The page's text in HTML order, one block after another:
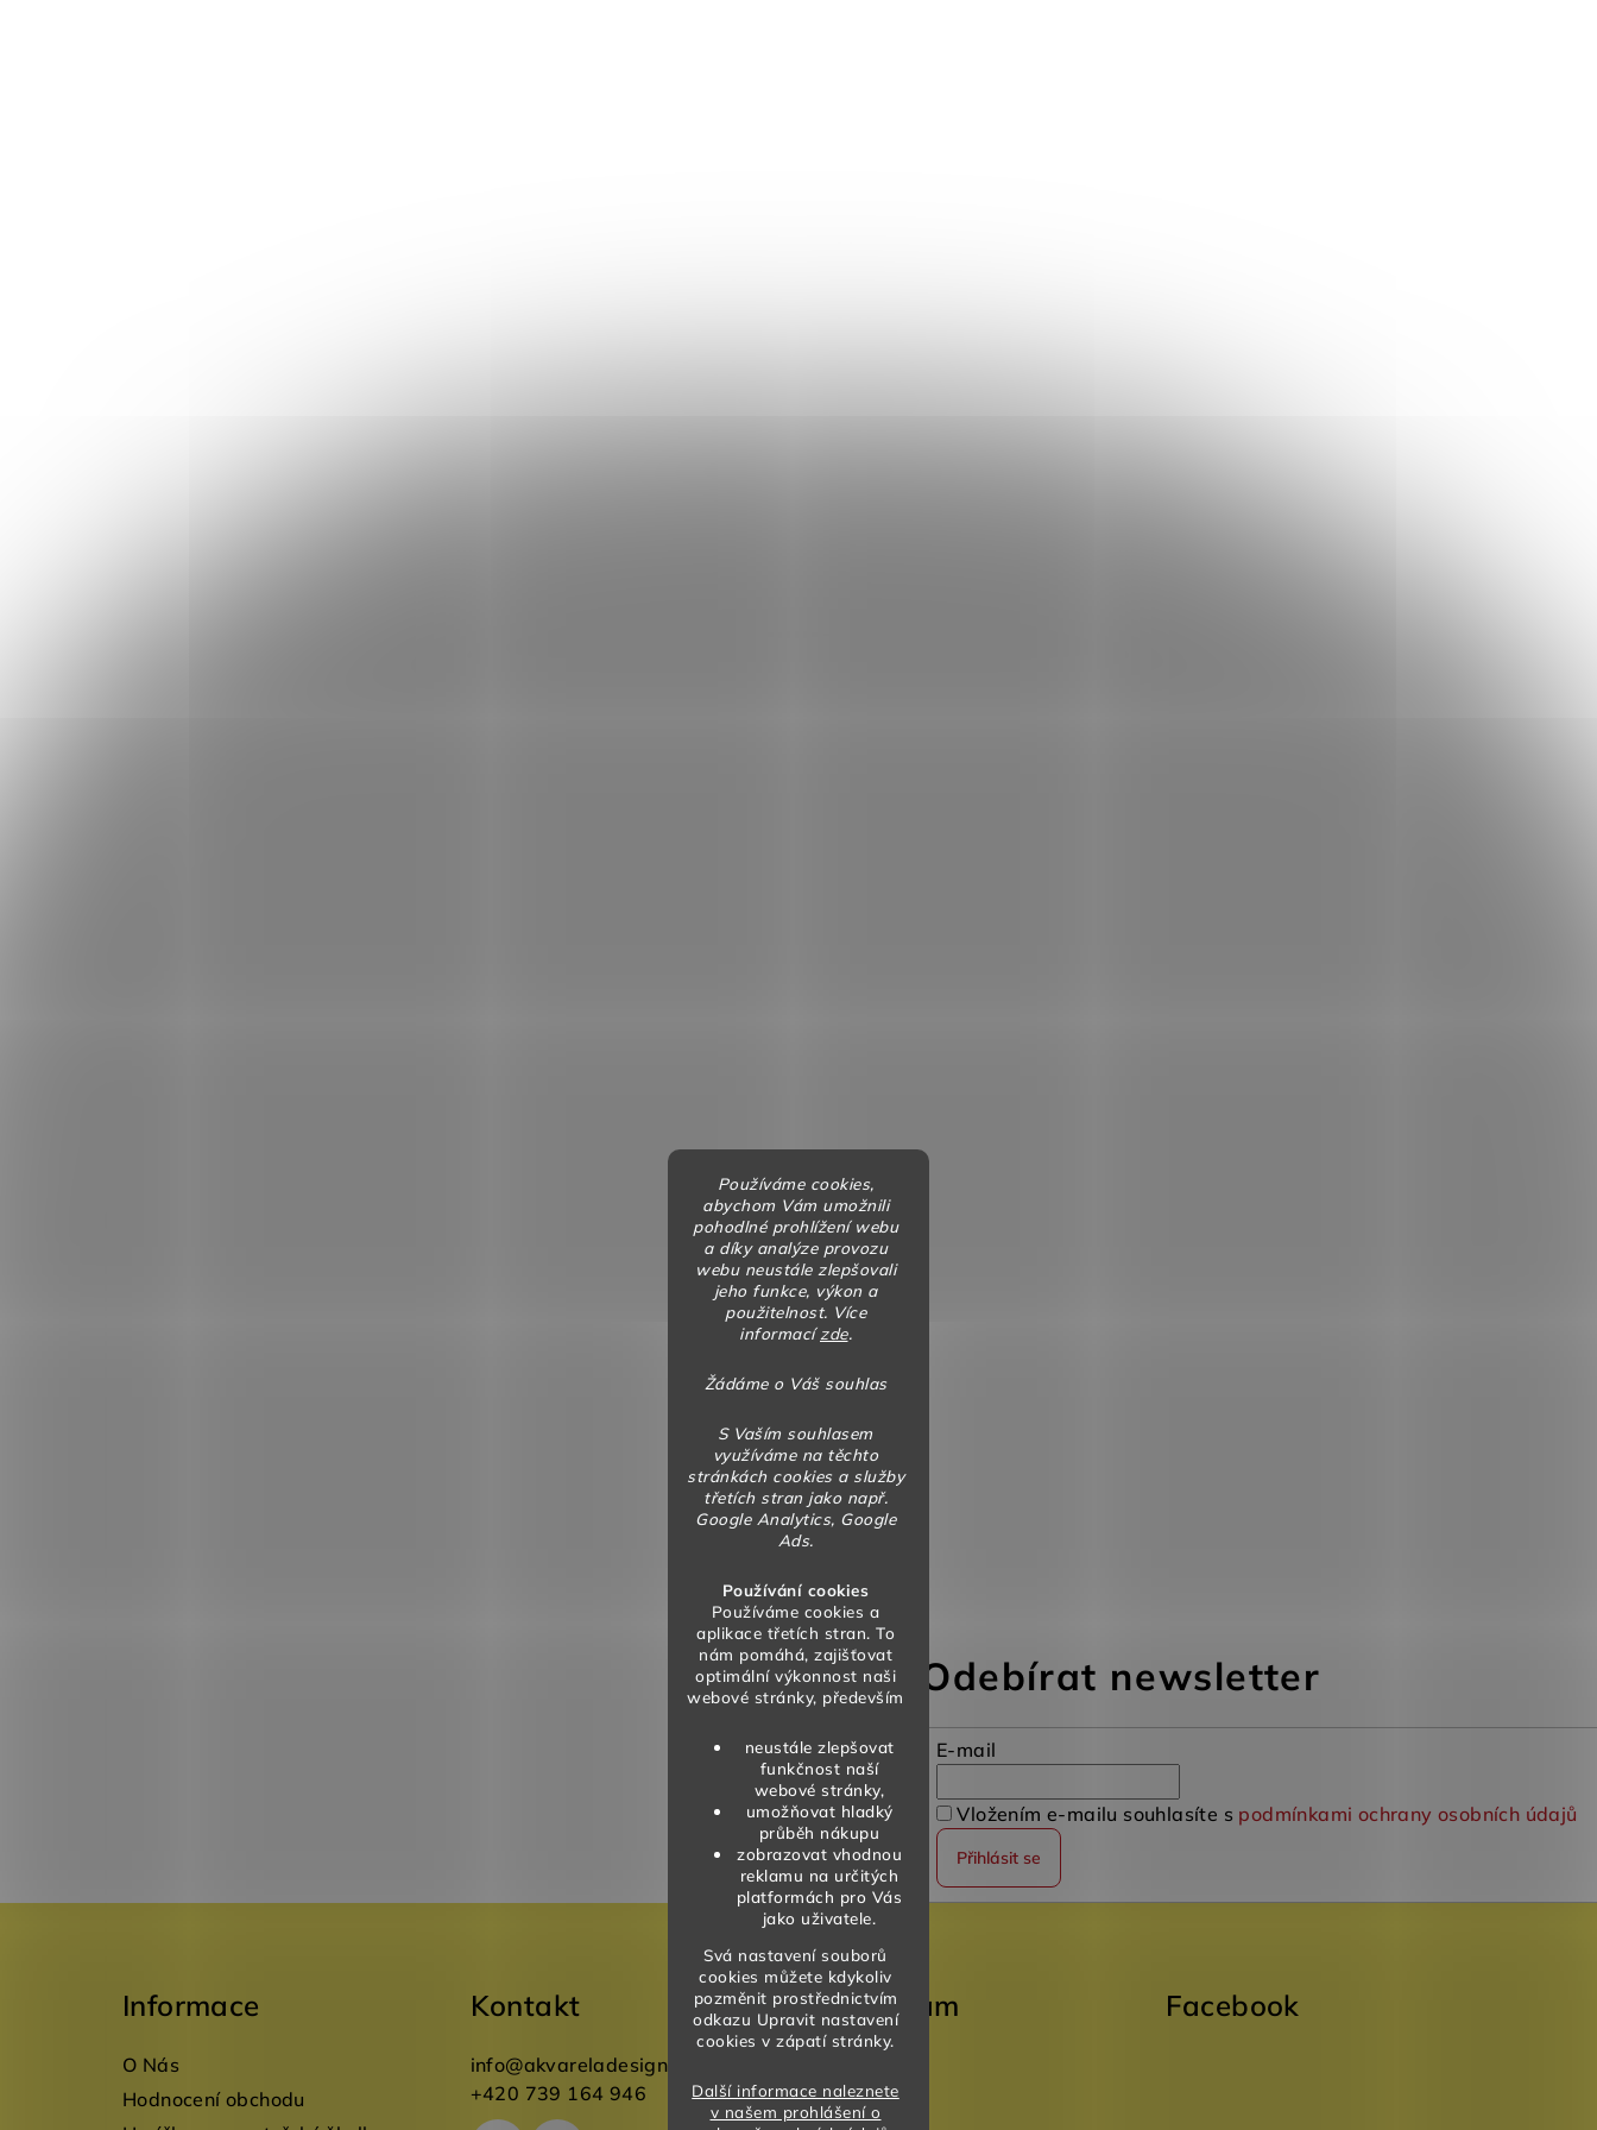
Používáme cookies,
abychom Vám umožnili
pohodlné prohlížení webu
a díky analýze provozu
webu neustále zlepšovali
jeho funkce, výkon a
použitelnost. Více
informacízde.
Žádáme o Váš souhlas
S Vaším souhlasem
využíváme na těchto
stránkách cookies a služby
třetích stran jako např.
Google Analytics, Google
Ads.
Používání cookies
Používáme cookies a
aplikace třetích stran. To
nám pomáhá, zajišťovat
optimální výkonnost naši
webové stránky, především
neustále zlepšovat
funkčnost naší
webové stránky,
umožňovat hladký
průběh nákupu
zobrazovat vhodnou
reklamu na určitých
platformách pro Vás
jako uživatele.
Svá nastavení souborů
cookies můžete kdykoliv
pozměnit prostřednictvím
odkazu Upravit nastavení
cookies v zápatí stránky.
Další informace naleznete
v našem prohlášení o
Odebírat newsletter
E-mail
Vložením e-mailu souhlasíte s podmínkami ochrany osobních údajů
Přihlásit se
Informace
O Nás
Hodnocení obchodu
Kontakt
info@akvareladesign.cz
+420 739 164 946
Instagram Facebook